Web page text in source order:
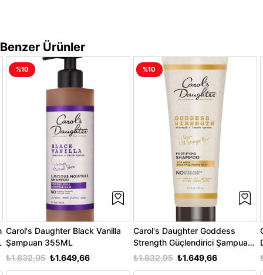
Benzer Ürünler
Carol's Daughter Black Vanilla
Şampuan 355ML
₺1.649,66
₺1.832,95
%10
Carol's Daughter Goddess
Strength Güçlendirici Şampuan
325ML
₺1.649,66
₺1.832,95
%10